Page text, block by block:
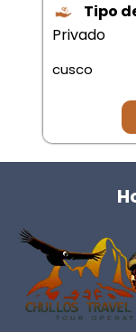
Tipo
Privado
cusco